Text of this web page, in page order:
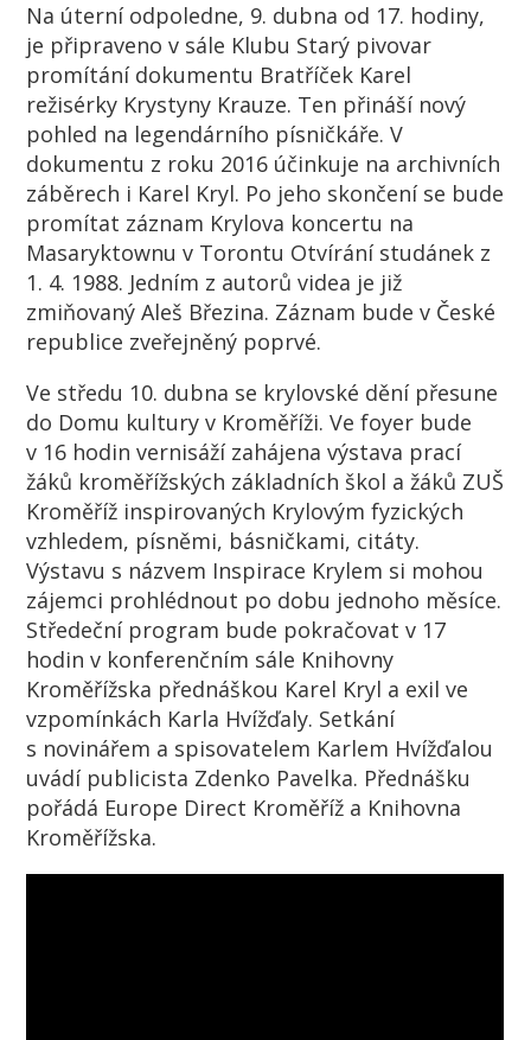
Na úterní odpoledne, 9. dubna od 17. hodiny,
je připraveno v sále Klubu Starý pivovar
promítání dokumentu Bratříček Karel
režisérky Krystyny Krauze. Ten přináší nový
pohled na legendárního písničkáře. V
dokumentu z roku 2016 účinkuje na archivních
záběrech i Karel Kryl. Po jeho skončení se bude
promítat záznam Krylova koncertu na
Masaryktownu v Torontu Otvírání studánek z
1. 4. 1988. Jedním z autorů videa je již
zmiňovaný Aleš Březina. Záznam bude v České
republice zveřejněný poprvé.
Ve středu 10. dubna se krylovské dění přesune
do Domu kultury v Kroměříži. Ve foyer bude
v 16 hodin vernisáží zahájena výstava prací
žáků kroměřížských základních škol a žáků ZUŠ
Kroměříž inspirovaných Krylovým fyzických
vzhledem, písněmi, básničkami, citáty.
Výstavu s názvem Inspirace Krylem si mohou
zájemci prohlédnout po dobu jednoho měsíce.
Středeční program bude pokračovat v 17
hodin v konferenčním sále Knihovny
Kroměřížska přednáškou Karel Kryl a exil ve
vzpomínkách Karla Hvížďaly. Setkání
s novinářem a spisovatelem Karlem Hvížďalou
uvádí publicista Zdenko Pavelka. Přednášku
pořádá Europe Direct Kroměříž a Knihovna
Kroměřížska.